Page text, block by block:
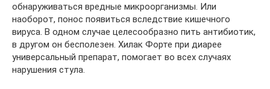
обнаруживаться вредные микроорганизмы. Или
наоборот, понос появиться вследствие кишечного
вируса. В одном случае целесообразно пить антибиотик,
в другом он бесполезен. Хилак Форте при диарее
универсальный препарат, помогает во всех случаях
нарушения стула.